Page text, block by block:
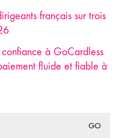
français sur trois
à GoCardless
fluide et fiable à